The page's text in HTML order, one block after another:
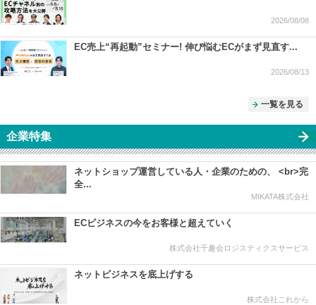
2026/08/08
EC売上“再起動”セミナー! 伸び悩むECがまず見直す...
2026/08/13
一覧を見る
企業特集
ネットショップ運営している人・企業のための、 <br>完
全...
MIKATA株式会社
ECビジネスの今をお客様と超えていく
株式会社千趣会ロジスティクスサービス
ネットビジネスを底上げする
株式会社これから